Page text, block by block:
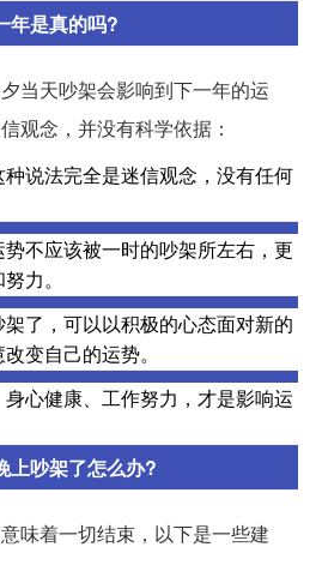
年是真的吗?
当天吵架会影响到下一年的运
观念，并没有科学依据：
说法完全是迷信观念，没有任何
不应该被一时的吵架所左右，更
力。
了，可以以积极的心态面对新的
变自己的运势。
心健康、工作努力，才是影响运
上吵架了怎么办?
味着一切结束，以下是一些建